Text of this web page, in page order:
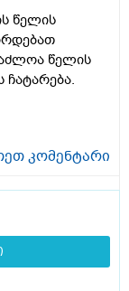
წელის
წელის
კომენტარი